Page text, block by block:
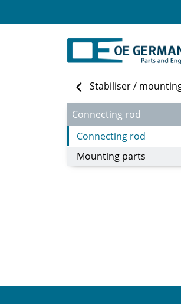
Stabiliser /
Connecting rod
Connecting rod
Mounting parts